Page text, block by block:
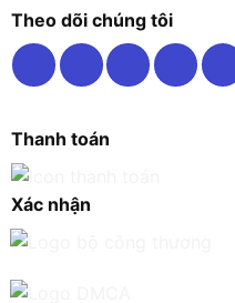
Theo dõi chúng tôi
Thanh toán
Xác nhận